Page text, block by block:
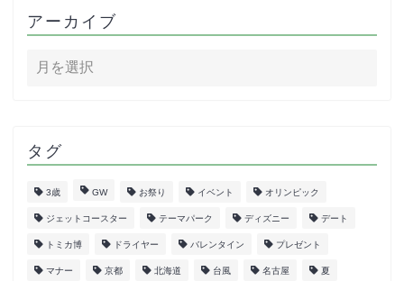
アーカイブ
タグ
3歳 GW お祭り イベント オリンピック
ジェットコースター テーマパーク ディズニー デート
トミカ博 ドライヤー バレンタイン プレゼント
マナー 京都 北海道 台風 名古屋 夏